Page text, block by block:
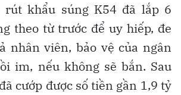
rút khẩu súng K54 đã lắp 6
theo từ trước để uy hiếp, đe
nhân viên, bảo vệ của ngân
im, nếu không sẽ bắn. Sau
cướp được số tiền gần 1,9 tỷ